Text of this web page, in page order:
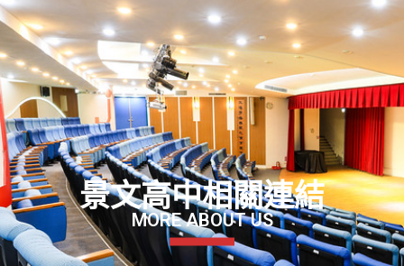
景文高中相關連結
MORE ABOUT US